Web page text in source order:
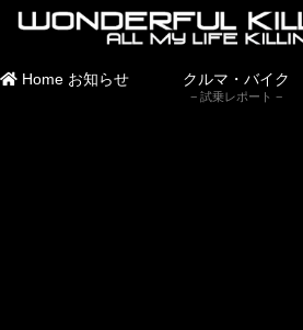
Home お知らせ クルマ・バイク
試乗レポート